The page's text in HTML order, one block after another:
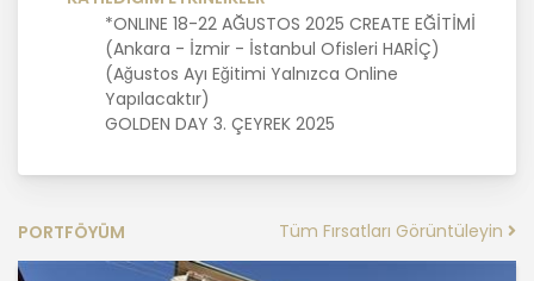
MASTERTURK FRANCHİSİNG
GAYRİMENKUL SATIŞ VE PAZARLAMA
A.Ş. kişisel verilerin hangi amaçla
işleneceğini belirlemekle ve bu
amaçları kişisel veriler işlenmeden
sunmakla yükümlüdür. Kişisel veriler
amaçlar dışında işlenmeyecektir..
*ONLINE 18-22 AĞUSTOS 2025 CREATE EĞİTİMİ
(Ankara - İzmir - İstanbul Ofisleri HARİÇ)
(Ağustos Ayı Eğitimi Yalnızca Online
Yapılacaktır)
GOLDEN DAY 3. ÇEYREK 2025
PORTFÖYÜM Tüm Fırsatları Görüntüleyin